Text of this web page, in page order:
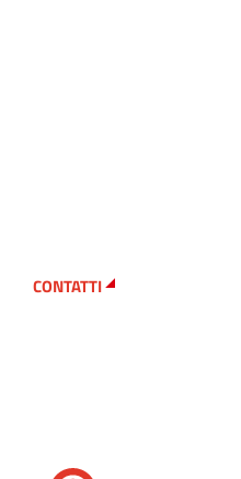
CONTATTI